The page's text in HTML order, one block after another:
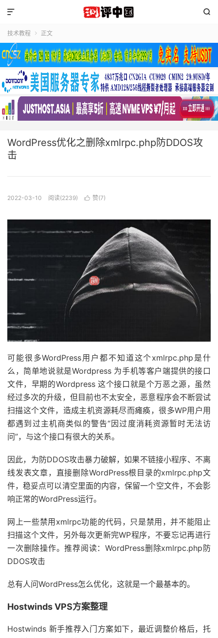


技术教程  正文
WordPress优化之删除xmlrpc.php防DDOS攻
击
2022-03-10 阅读(2239)  赞(7)
可能很多WordPress用户都不知道这个xmlrpc.php是什
么，简单地说就是Wordpress 为手机等客户端提供的接口
文件，早期的Wordpress 这个接口就是个万恶之源，虽然
经过多次的升级，但目前也不太安全，恶意程序会不断尝试
扫描这个文件，造成主机资源耗尽而瘫痪，很多WP用户用
都遇到过主机商类似的警告“因过度消耗资源暂时无法访
问”，与这个接口有很大的关系。
因此，为防DDOS攻击暴力破解，如果不链接小程序、不离
线发表文章，直接删除WordPress根目录的xmlrpc.php文
件，稳妥点可以清空里面的内容，保留一个空文件，不会影
响正常的WordPress运行。
网上一些禁用xmlrpc功能的代码，只是禁用，并不能阻止
扫描这个文件，另外每次更新完WP程序，不要忘记再进行
一次删除操作。推荐阅读：WordPress删除xmlrpc.php防
DDOS攻击
总有人问WordPress怎么优化，这就是一个最基本的。
Hostwinds VPS方案整理
Hostwinds 新手推荐入门方案如下，最近调整价格后，托